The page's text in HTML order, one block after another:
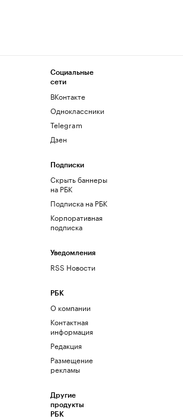
Социальные
сети
ВКонтакте
Одноклассники
Telegram
Дзен
Подписки
Скрыть баннеры
на РБК
Подписка на РБК
Корпоративная
подписка
Уведомления
RSS Новости
РБК
О компании
Контактная
информация
Редакция
Размещение
рекламы
Другие
продукты
РБК